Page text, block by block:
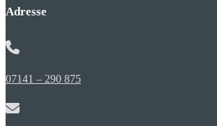
Adresse
07141 – 290 875